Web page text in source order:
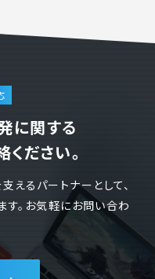
に関する
ださい。
えるパートナーとして、
す。お気軽にお問い合わ